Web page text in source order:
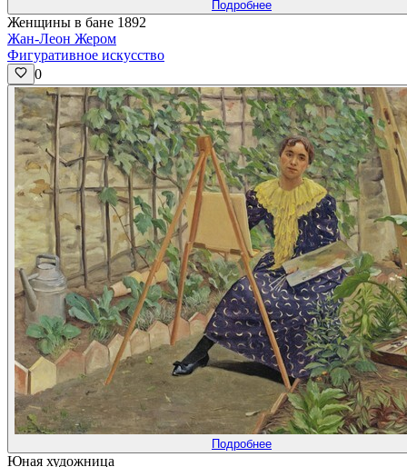
Подробнее
Женщины в бане 1892
Жан-Леон Жером
Фигуративное искусство
0
Подробнее
Юная художница